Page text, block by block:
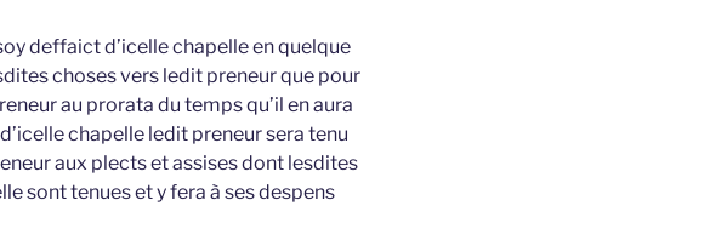
deffaict d’icelle chapelle en quelque
choses vers ledit preneur que pour
au prorata du temps qu’il en aura
chapelle ledit preneur sera tenu
aux plects et assises dont lesdites
sont tenues et y fera à ses despens